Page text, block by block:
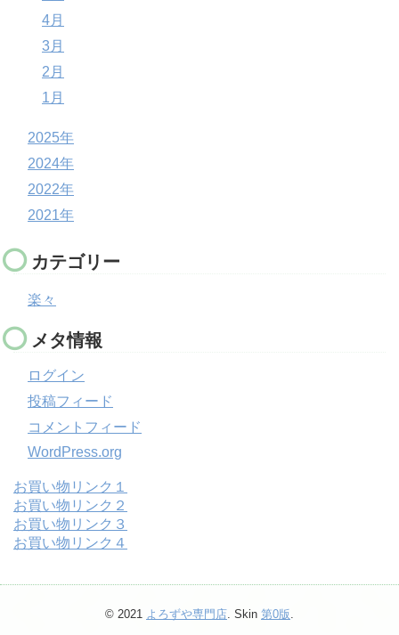
4月
3月
2月
1月
2025年
2024年
2022年
2021年
カテゴリー
楽々
メタ情報
ログイン
投稿フィード
コメントフィード
WordPress.org
お買い物リンク１
お買い物リンク２
お買い物リンク３
お買い物リンク４
© 2021 よろずや専門店. Skin 第0版.